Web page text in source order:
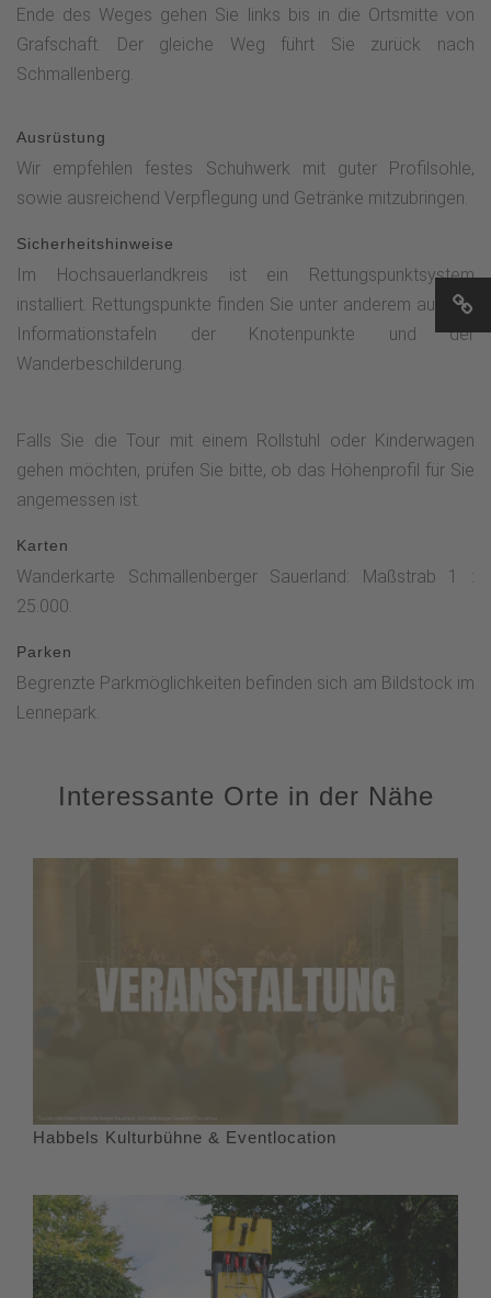
Ende des Weges gehen Sie links bis in die Ortsmitte von
Grafschaft. Der gleiche Weg führt Sie zurück nach
Schmallenberg.
Ausrüstung
Wir empfehlen festes Schuhwerk mit guter Profilsohle,
sowie ausreichend Verpflegung und Getränke mitzubringen.
Sicherheitshinweise
Im Hochsauerlandkreis ist ein Rettungspunktsystem
installiert. Rettungspunkte finden Sie unter anderem auf den
Informationstafeln der Knotenpunkte und der
Wanderbeschilderung.
Falls Sie die Tour mit einem Rollstuhl oder Kinderwagen
gehen möchten, prüfen Sie bitte, ob das Höhenprofil für Sie
angemessen ist.
Karten
Wanderkarte Schmallenberger Sauerland: Maßstrab 1 :
25.000.
Parken
Begrenzte Parkmöglichkeiten befinden sich am Bildstock im
Lennepark.
Interessante Orte in der Nähe
Habbels Kulturbühne & Eventlocation